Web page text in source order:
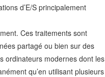
d’E/S principalement
Ces traitements sont
partagé ou bien sur des
ordinateurs modernes dont les
qu’en utilisant plusieurs